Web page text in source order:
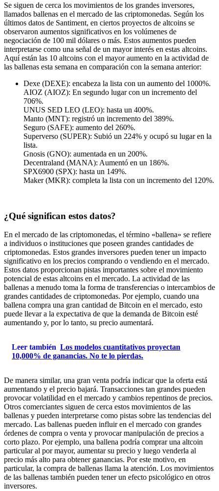
Se siguen de cerca los movimientos de los grandes inversores,
llamados ballenas en el mercado de las criptomonedas. Según los
últimos datos de Santiment, en ciertos proyectos de altcoins se
observaron aumentos significativos en los volúmenes de
negociación de 100 mil dólares o más. Estos aumentos pueden
interpretarse como una señal de un mayor interés en estas altcoins.
Aquí están las 10 altcoins con el mayor aumento en la actividad de
las ballenas esta semana en comparación con la semana anterior:
Dexe (DEXE): encabeza la lista con un aumento del 1000%.
AIOZ (AIOZ): En segundo lugar con un incremento del
706%.
UNUS SED LEO (LEO): hasta un 400%.
Manto (MNT): registró un incremento del 389%.
Seguro (SAFE): aumento del 260%.
Superverso (SUPER): Subió un 224% y ocupó su lugar en la
lista.
Gnosis (GNO): aumentada en un 200%.
Decentraland (MANA): Aumentó en un 186%.
SPX6900 (SPX): hasta un 149%.
Maker (MKR): completa la lista con un incremento del 120%.
¿Qué significan estos datos?
En el mercado de las criptomonedas, el término «ballena» se refiere
a individuos o instituciones que poseen grandes cantidades de
criptomonedas. Estos grandes inversores pueden tener un impacto
significativo en los precios comprando o vendiendo en el mercado.
Estos datos proporcionan pistas importantes sobre el movimiento
potencial de estas altcoins en el mercado. La actividad de las
ballenas a menudo toma la forma de transferencias o intercambios de
grandes cantidades de criptomonedas. Por ejemplo, cuando una
ballena compra una gran cantidad de Bitcoin en el mercado, esto
puede llevar a la expectativa de que la demanda de Bitcoin esté
aumentando y, por lo tanto, su precio aumentará.
Leer también Los modelos cuantitativos proyectan
10,000% de ganancias. No te lo pierdas.
De manera similar, una gran venta podría indicar que la oferta está
aumentando y el precio bajará. Transacciones tan grandes pueden
provocar volatilidad en el mercado y cambios repentinos de precios.
Otros comerciantes siguen de cerca estos movimientos de las
ballenas y pueden interpretarse como pistas sobre las tendencias del
mercado. Las ballenas pueden influir en el mercado con grandes
órdenes de compra o venta y provocar manipulación de precios a
corto plazo. Por ejemplo, una ballena podría comprar una altcoin
particular al por mayor, aumentar su precio y luego venderla al
precio más alto para obtener ganancias. Por este motivo, en
particular, la compra de ballenas llama la atención. Los movimientos
de las ballenas también pueden tener un efecto psicológico en otros
inversores.